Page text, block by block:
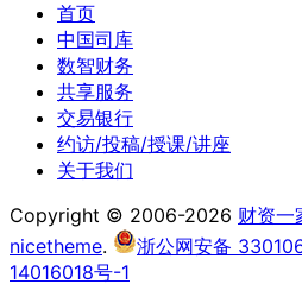
首页
中国司库
数智财务
共享服务
交易银行
约访/投稿/授课/讲座
关于我们
Copyright © 2006-2026 财资一
nicetheme. 浙公网安备
14016018号-1